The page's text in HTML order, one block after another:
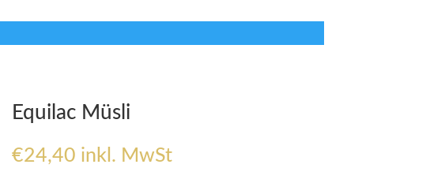
Equilac Müsli
€24,40 inkl. MwSt